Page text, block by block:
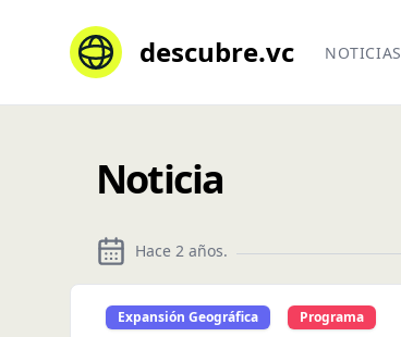
descubre.vc NOTICIAS
Noticia
Hace 2 años.
Expansión Geográfica Programa